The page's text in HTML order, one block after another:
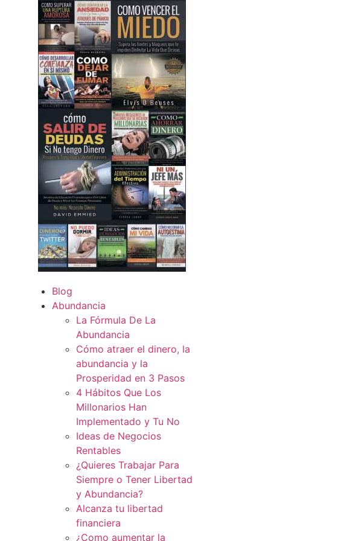
Blog
Abundancia
La Fórmula De La
Abundancia
Cómo atraer el dinero, la
abundancia y la
Prosperidad en 3 Pasos
4 Hábitos Que Los
Millonarios Han
Implementado y Tu No
Ideas de Negocios
Rentables
¿Quieres Trabajar Para
Siempre o Tener Libertad
y Abundancia?
Alcanza tu libertad
financiera
¿Como aumentar la